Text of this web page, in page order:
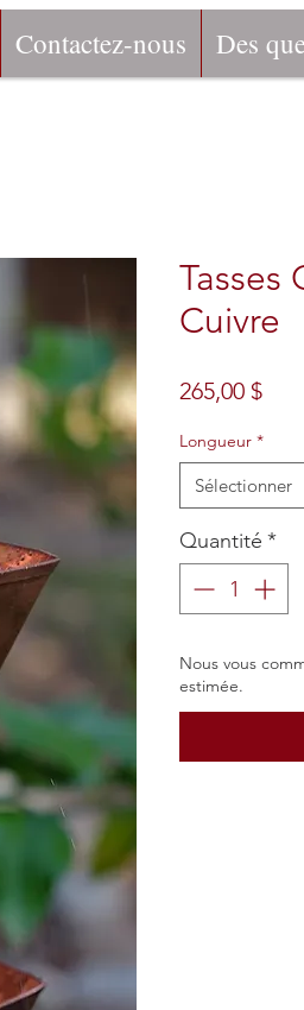
Contactez-nous Des
Tasses
Cuivre
265,00 $Prix
Longueur *
Sélectionner
Quantité *
Nous vous
estimée.